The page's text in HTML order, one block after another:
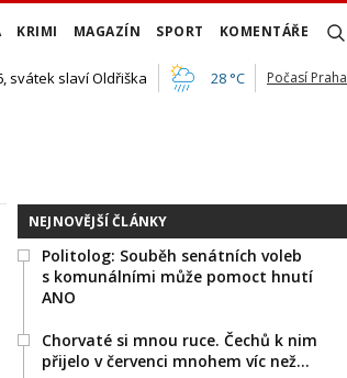
KRIMI MAGAZÍN SPORT KOMENTÁŘE
svátek slaví Oldřiška 28 °C Počasí Praha
NEJNOVĚJŠÍ ČLÁNKY
Politolog: Souběh senátních voleb
s komunálními může pomoct hnutí
ANO
Chorvaté si mnou ruce. Čechů k nim
přijelo v červenci mnohem víc než…